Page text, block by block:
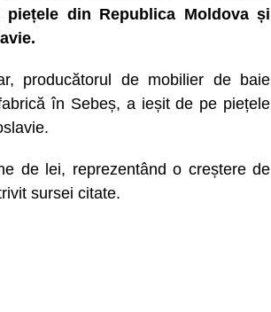
din Republica Moldova și
producătorul de mobilier de baie
în Sebeș, a ieșit de pe piețele
de lei, reprezentând o creștere de
sursei citate.